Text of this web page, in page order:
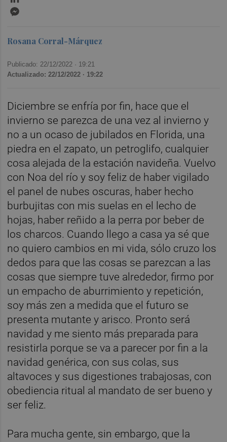
Rosana Corral-Márquez
Publicado: 22/12/2022 · 19:21
Actualizado: 22/12/2022 · 19:22
Diciembre se enfría por fin, hace que el
invierno se parezca de una vez al invierno y
no a un ocaso de jubilados en Florida, una
piedra en el zapato, un petroglifo, cualquier
cosa alejada de la estación navideña. Vuelvo
con Noa del río y soy feliz de haber vigilado
el panel de nubes oscuras, haber hecho
burbujitas con mis suelas en el lecho de
hojas, haber reñido a la perra por beber de
los charcos. Cuando llego a casa ya sé que
no quiero cambios en mi vida, sólo cruzo los
dedos para que las cosas se parezcan a las
cosas que siempre tuve alrededor, firmo por
un empacho de aburrimiento y repetición,
soy más zen a medida que el futuro se
presenta mutante y arisco. Pronto será
navidad y me siento más preparada para
resistirla porque se va a parecer por fin a la
navidad genérica, con sus colas, sus
altavoces y sus digestiones trabajosas, con
obediencia ritual al mandato de ser bueno y
ser feliz.
Para mucha gente, sin embargo, que la